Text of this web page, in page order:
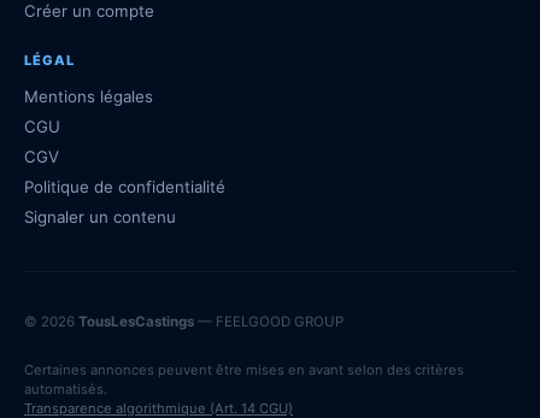
Créer un compte
LÉGAL
Mentions légales
CGU
CGV
Politique de confidentialité
Signaler un contenu
© 2026 TousLesCastings — FEELGOOD GROUP
Certaines annonces peuvent être mises en avant selon des critères
automatisés.
Transparence algorithmique (Art. 14 CGU)